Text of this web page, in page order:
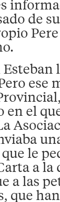
de
ese
en el
le
a la
a las
que